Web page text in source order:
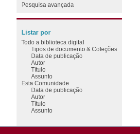
Pesquisa avançada
Listar por
Todo a biblioteca digital
Tipos de documento & Coleções
Data de publicação
Autor
Título
Assunto
Esta Comunidade
Data de publicação
Autor
Título
Assunto